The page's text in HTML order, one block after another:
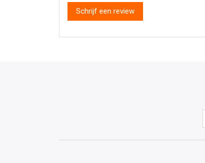
Schrijf een review